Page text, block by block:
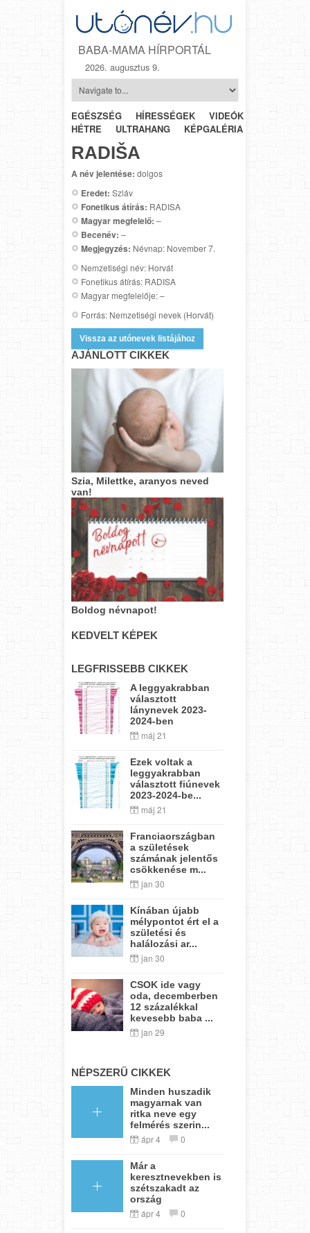
BABA-MAMA HÍRPORTÁL
2026. augusztus 9.
EGÉSZSÉG HÍRESSÉGEK VIDEÓK
HÉTRŐL-
HÉTRE
ULTRAHANG KÉPGALÉRIA
RADIŠA
A név jelentése: dolgos
Eredet: Szláv
Fonetikus átírás: RADISA
Magyar megfelelő: –
Becenév: –
Megjegyzés: Névnap: November 7.
Nemzetiségi név: Horvát
Fonetikus átírás: RADISA
Magyar megfelelője: –
Forrás: Nemzetiségi nevek (Horvát)
Vissza az utónevek listájához
AJÁNLOTT CIKKEK
Szia, Milettke, aranyos neved
van!
Boldog névnapot!
KEDVELT KÉPEK
LEGFRISSEBB CIKKEK
A leggyakrabban
választott
lánynevek 2023-
2024-ben
máj 21
Ezek voltak a
leggyakrabban
választott fiúnevek
2023-2024-be...
máj 21
Franciaországban
a születések
számának jelentős
csökkenése m...
jan 30
Kínában újabb
mélypontot ért el a
születési és
halálozási ar...
jan 30
CSOK ide vagy
oda, decemberben
12 százalékkal
kevesebb baba ...
jan 29
NÉPSZERŰ CIKKEK
Minden huszadik
magyarnak van
ritka neve egy
felmérés szerin...
ápr 4 0
Már a
keresztnevekben is
szétszakadt az
ország
ápr 4 0